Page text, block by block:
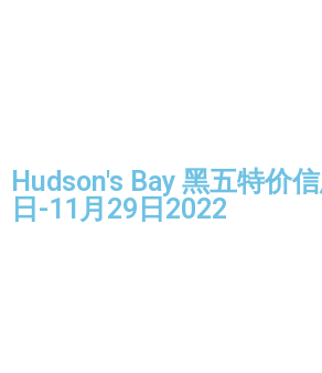
Hudson's Bay 黑五特价
日-11月29日2022